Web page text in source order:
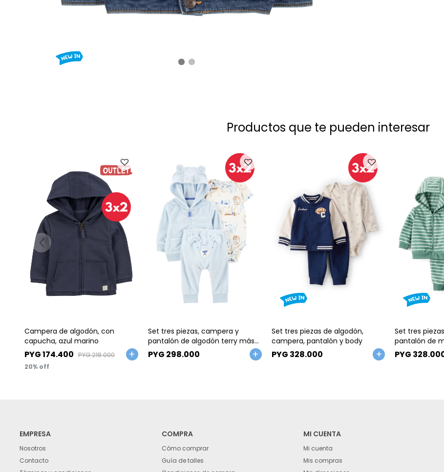
Productos que te pueden interesar
Campera de algodón, con
capucha, azul marino
PYG174.400 PYG218.000
20
Set tres piezas, campera y
pantalón de algodón terry más
body de algodón, diseño perro
PYG 298.000
Set tres piezas de algodón,
campera, pantalón y body
PYG 328.000
Set tres
pantalón de
body, diseño
PYG
EMPRESA
Nosotros
Contacto
COMPRA
Cómo comprar
Guía de talles
MI CUENTA
Mi cuenta
Mis compras